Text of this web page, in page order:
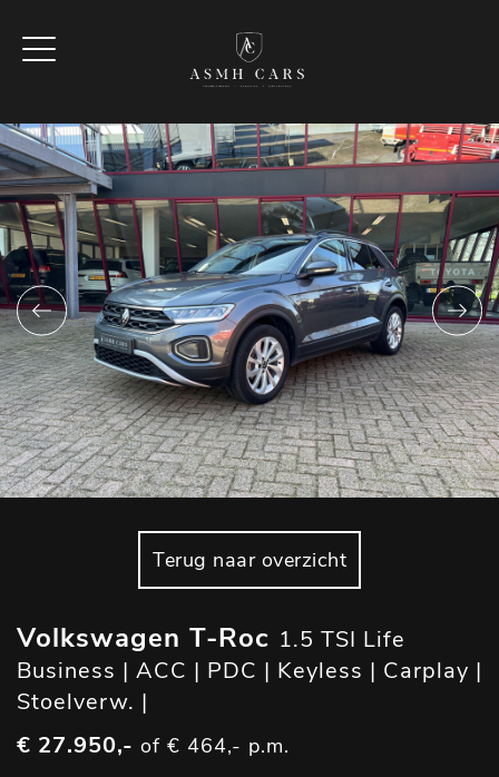
Terug naar overzicht
Volkswagen T-Roc 1.5 TSI Life
Business | ACC | PDC | Keyless | Carplay |
Stoelverw. |
€ 27.950,- of € 464,- p.m.